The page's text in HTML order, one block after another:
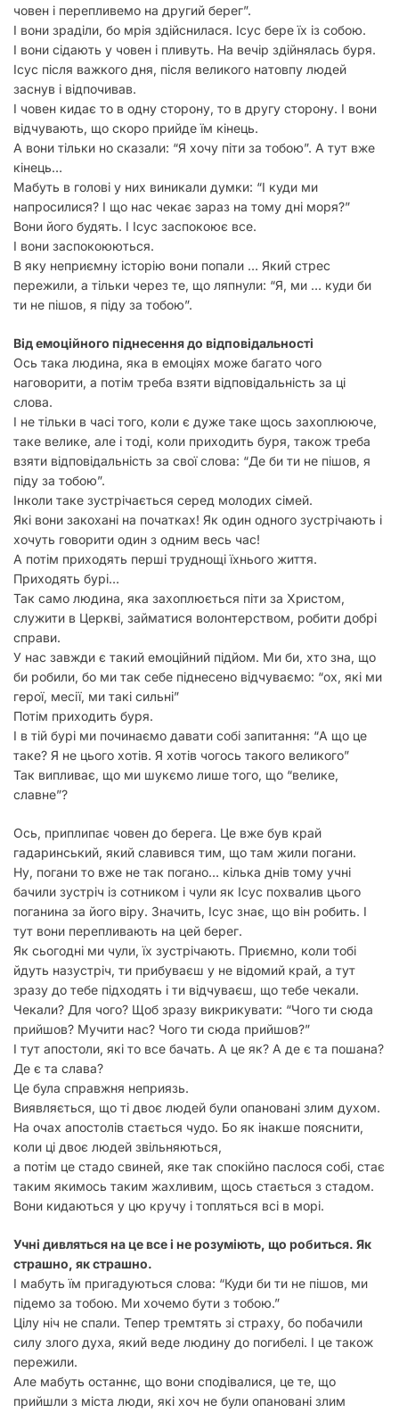
човен і перепливемо на другий берег”.
І вони зраділи, бо мрія здійснилася. Ісус бере їх із собою.
І вони сідають у човен і пливуть. На вечір здійнялась буря.
Ісус після важкого дня, після великого натовпу людей
заснув і відпочивав.
І човен кидає то в одну сторону, то в другу сторону. І вони
відчувають, що скоро прийде їм кінець.
А вони тільки но сказали: “Я хочу піти за тобою”. А тут вже
кінець…
Мабуть в голові у них виникали думки: “І куди ми
напросилися? І що нас чекає зараз на тому дні моря?”
Вони його будять. І Ісус заспокоює все.
І вони заспокоюються.
В яку неприємну історію вони попали … Який стрес
пережили, а тільки через те, що ляпнули: “Я, ми … куди би
ти не пішов, я піду за тобою”.
Від емоційного піднесення до відповідальності
Ось така людина, яка в емоціях може багато чого
наговорити, а потім треба взяти відповідальність за ці
слова.
І не тільки в часі того, коли є дуже таке щось захоплююче,
таке велике, але і тоді, коли приходить буря, також треба
взяти відповідальність за свої слова: “Де би ти не пішов, я
піду за тобою”.
Інколи таке зустрічається серед молодих сімей.
Які вони закохані на початках! Як один одного зустрічають і
хочуть говорити один з одним весь час!
А потім приходять перші труднощі їхнього життя.
Приходять бурі…
Так само людина, яка захоплюється піти за Христом,
служити в Церкві, займатися волонтерством, робити добрі
справи.
У нас завжди є такий емоційний підйом. Ми би, хто зна, що
би робили, бо ми так себе піднесено відчуваємо: “ох, які ми
герої, месії, ми такі сильні”
Потім приходить буря.
І в тій бурі ми починаємо давати собі запитання: “А що це
таке? Я не цього хотів. Я хотів чогось такого великого”
Так випливає, що ми шукємо лише того, що “велике,
славне”?
Ось, приплипає човен до берега. Це вже був край
гадаринський, який славився тим, що там жили погани.
Ну, погани то вже не так погано… кілька днів тому учні
бачили зустріч із сотником і чули як Ісус похвалив цього
поганина за його віру. Значить, Ісус знає, що він робить. І
тут вони перепливають на цей берег.
Як сьогодні ми чули, їх зустрічають. Приємно, коли тобі
йдуть назустріч, ти прибуваєш у не відомий край, а тут
зразу до тебе підходять і ти відчуваєш, що тебе чекали.
Чекали? Для чого? Щоб зразу викрикувати: “Чого ти сюда
прийшов? Мучити нас? Чого ти сюда прийшов?”
І тут апостоли, які то все бачать. А це як? А де є та пошана?
Де є та слава?
Це була справжня неприязь.
Виявляється, що ті двоє людей були опановані злим духом.
На очах апостолів стається чудо. Бо як інакше пояснити,
коли ці двоє людей звільняються,
а потім це стадо свиней, яке так спокійно паслося собі, стає
таким якимось таким жахливим, щось стається з стадом.
Вони кидаються у цю кручу і топляться всі в морі.
Учні дивляться на це все і не розуміють, що робиться. Як
страшно, як страшно.
І мабуть їм пригадуються слова: “Куди би ти не пішов, ми
підемо за тобою. Ми хочемо бути з тобою.”
Цілу ніч не спали. Тепер тремтять зі страху, бо побачили
силу злого духа, який веде людину до погибелі. І це також
пережили.
Але мабуть останнє, що вони сподівалися, це те, що
прийшли з міста люди, які хоч не були опановані злим